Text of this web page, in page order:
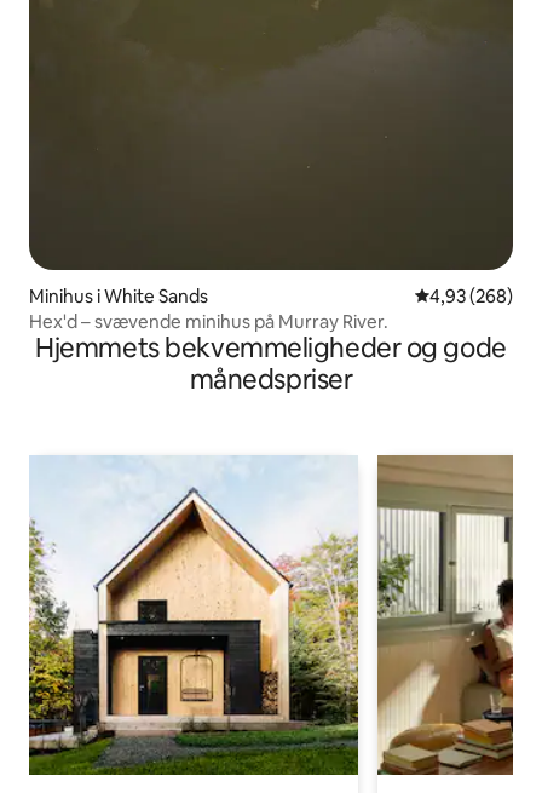
Minihus i White Sands 4,93 ud af 5 i
4,93 (268)
Hex'd – svævende minihus på Murray River.
Hjemmets bekvemmeligheder og gode
månedspriser